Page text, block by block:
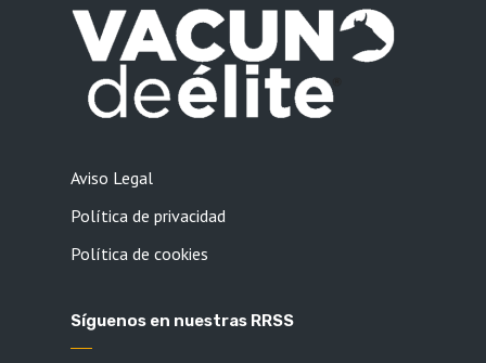
Aviso Legal
Política de privacidad
Política de cookies
Síguenos en nuestras RRSS